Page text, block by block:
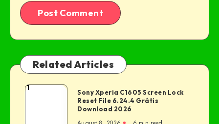
Related Articles
1
Sony Xperia C1605 Screen Lock
Reset File 6.24.4 Grátis
Download 2026